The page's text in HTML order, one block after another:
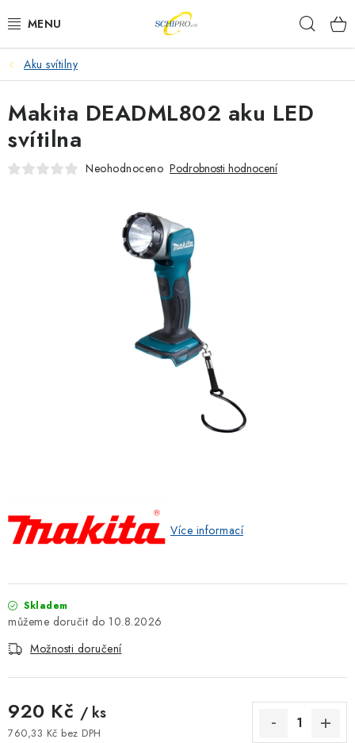
na
AKU NÁŘADÍ
ELEKTRICKÉ NÁŘADÍ
PŘÍSLUŠENSTVÍ
Reklamace
Aku svítilny
Více informací
Skladem
10.8.2026
Možnosti doručení
920 Kč / ks
760,33 Kč bez DPH
Makita DEADML802 aku LED
svítilna
Neohodnoceno Podrobnosti hodnocení